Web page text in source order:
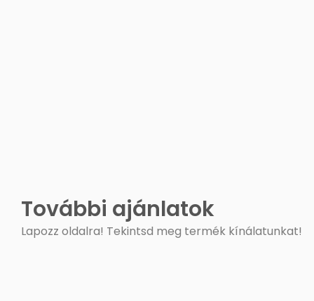
További ajánlatok
Lapozz oldalra! Tekintsd meg termék kínálatunkat!